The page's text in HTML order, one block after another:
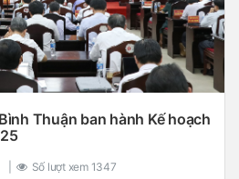
Thuận ban hành Kế hoạch
Số lượt xem 1347